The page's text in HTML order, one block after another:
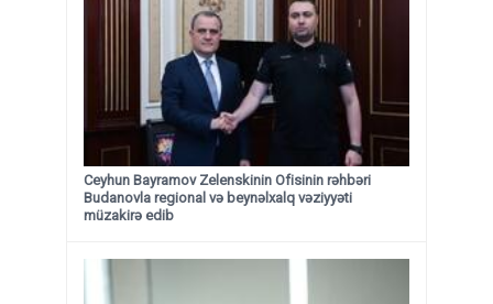
Ceyhun Bayramov Zelenskinin Ofisinin rəhbəri
Budanovla regional və beynəlxalq vəziyyəti
müzakirə edib